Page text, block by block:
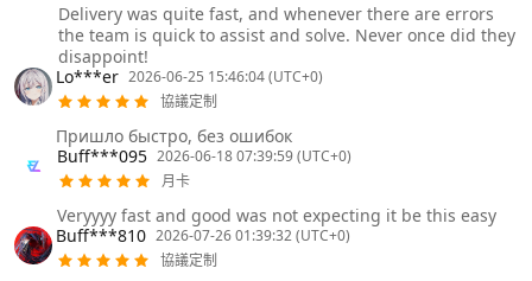
Delivery was quite fast, and whenever there are errors
the team is quick to assist and solve. Never once did they
disappoint!
Lo***er 2026-06-25 15:46:04 (UTC+0)
協議定制
Пришло быстро, без ошибок
Buff***095 2026-06-18 07:39:59 (UTC+0)
月卡
Veryyyy fast and good was not expecting it be this easy
Buff***810 2026-07-26 01:39:32 (UTC+0)
協議定制